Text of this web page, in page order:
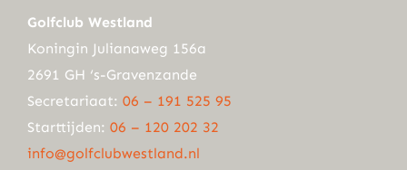
Golfclub Westland
Koningin Julianaweg 156a
2691 GH ‘s-Gravenzande
Secretariaat: 06 – 191 525 95
Starttijden: 06 – 120 202 32
info@golfclubwestland.nl